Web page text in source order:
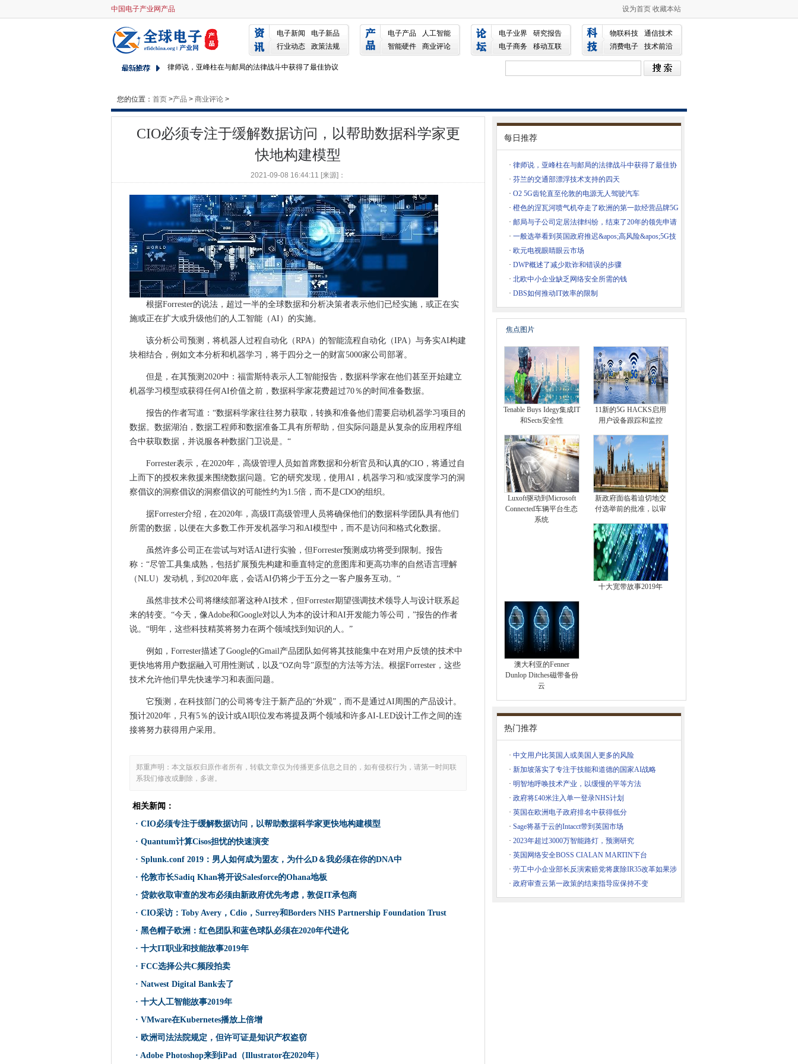
中国电子产业网产品 设为首页 收藏本站
电子新闻
电子新品
行业动态
政策法规
电子产品
人工智能
智能硬件
商业评论
电子业界
研究报告
电子商务
移动互联
物联科技
通信技术
消费电子
技术前沿
CIO必须专注于缓解数据访问，以帮助数据科学家更快地构建模型
中文用户比英国人或美国人更多的风险
Tenable Buys Idegy集成IT和Sects安全性
律师说，亚峰柱在与邮局的法律战斗中获得了最佳协议
新加坡落实了专注于技能和道德的国家AI战略
11新的5G HACKS启用用户设备跟踪和监控
芬兰的交通部漂浮技术支持的四天
Splunk.conf 2019：男人如何成为盟友，为什么D＆我必须在你的DNA中
明智地呼唤技术产业，以缓慢的平等方法
Luxoft驱动到Microsoft Connected车辆平台生态系统
O2 5G齿轮直至伦敦的电源无人驾驶汽车
伦敦市长Sadiq Khan将开设Salesforce的Ohana地板
政府将£40米注入单一登录NHS计划
新政府面临着迫切地交付选举前的批准，以审查IR35改革
橙色的涅瓦河喷气机夺走了欧洲的第一款经营品牌5G智能手机
贷款收取审查的发布必须由新政府优先考虑，敦促IT承包商
英国在欧洲电子政府排名中获得低分
十大宽带故事2019年
邮局与子公司定居法律纠纷，结束了20年的领先申请人的战斗
CIO采访：Toby Avery，Cdio，Surrey和Borders NHS Partnership Foundation Trust
Sage将基于云的Intacct带到英国市场
澳大利亚的Fenner Dunlop Ditches磁带备份云
一般选举看到英国政府推迟'高风险'5G技术供应商审查
2023年超过3000万智能路灯，预测研究
十大IT职业和技能故事2019年
英国网络安全BOSS CIALAN MARTIN下台
DWP概述了减少欺诈和错误的步骤
FCC选择公共C频段拍卖
劳工中小企业部长反演索赔党将废除IR35改革如果涉及权力
Druva眼睛对物联网工作负载的数据保护
北欧中小企业缺乏网络安全所需的钱
Natwest Digital Bank去了
政府审查云第一政策的结束指导应保持不变
较小企业的工作人员通过差的通信陷入困境
十大人工智能故事2019年
EE在六个英国地点打开5克
为什么新加坡的高科技正在建立一个物联网技术堆栈
VMware读取内部部署和AS-Service Hybrid提供
谷歌的宏伟Chrome OS计划终于进入了焦点
CIO必须专注于缓解数据访问，以帮助数据科学家更快地构建模型
中文用户比英国人或美国人更多的风险
Quantum计算Cisos担忧的快速演变
新加坡落实了专注于技能和道德的国家AI战略
11新的5G HACKS启用用户设备跟踪和监控
芬兰的交通部漂浮技术支持的四天
Splunk.conf 2019：男人如何成为盟友，为什么D＆我必须在你的DNA中
明智地呼唤技术产业，以缓慢的平等方法
Luxoft驱动到Microsoft Connected车辆平台生态系统
O2 5G齿轮直至伦敦的电源无人驾驶汽车
新政府面临着迫切地交付选举前的批准，以审查IR35改革
橙色的涅瓦河喷气机夺走了欧洲的第一款经营品牌5G智能手机
您的位置： 首页 >产品 > 商业评论 >
CIO必须专注于缓解数据访问，以帮助数据科学家更
快地构建模型
2021-09-08 16:44:11 [来源]：
根据Forrester的说法，超过一半的全球数据和分析决策者表示他们已经实施，或正在实
施或正在扩大或升级他们的人工智能（AI）的实施。
该分析公司预测，将机器人过程自动化（RPA）的智能流程自动化（IPA）与务实AI构建
块相结合，例如文本分析和机器学习，将于四分之一的财富5000家公司部署。
但是，在其预测2020中：福雷斯特表示人工智能报告，数据科学家在他们甚至开始建立
机器学习模型或获得任何AI价值之前，数据科学家花费超过70％的时间准备数据。
报告的作者写道：“数据科学家往往努力获取，转换和准备他们需要启动机器学习项目的
数据。数据湖泊，数据工程师和数据准备工具有所帮助，但实际问题是从复杂的应用程序组
合中获取数据，并说服各种数据门卫说是。“
Forrester表示，在2020年，高级管理人员如首席数据和分析官员和认真的CIO，将通过自
上而下的授权来救援来围绕数据问题。它的研究发现，使用AI，机器学习和/或深度学习的洞
察倡议的洞察倡议的洞察倡议的可能性约为1.5倍，而不是CDO的组织。
据Forrester介绍，在2020年，高级IT高级管理人员将确保他们的数据科学团队具有他们
所需的数据，以便在大多数工作开发机器学习和AI模型中，而不是访问和格式化数据。
虽然许多公司正在尝试与对话AI进行实验，但Forrester预测成功将受到限制。报告
称：“尽管工具集成熟，包括扩展预先构建和垂直特定的意图库和更高功率的自然语言理解
（NLU）发动机，到2020年底，会话AI仍将少于五分之一客户服务互动。“
虽然非技术公司将继续部署这种AI技术，但Forrester期望强调技术领导人与设计联系起
来的转变。“今天，像Adobe和Google对以人为本的设计和AI开发能力等公司，”报告的作者
说。“明年，这些科技精英将努力在两个领域找到知识的人。”
例如，Forrester描述了Google的Gmail产品团队如何将其技能集中在对用户反馈的技术中
更快地将用户数据融入可用性测试，以及“OZ向导”原型的方法等方法。根据Forrester，这些
技术允许他们早先快速学习和表面问题。
它预测，在科技部门的公司将专注于新产品的“外观”，而不是通过AI周围的产品设计。
预计2020年，只有5％的设计或AI职位发布将提及两个领域和许多AI-LED设计工作之间的连
接将努力获得用户采用。
郑重声明：本文版权归原作者所有，转载文章仅为传播更多信息之目的，如有侵权行为，请第一时间联
系我们修改或删除，多谢。
相关新闻：
· CIO必须专注于缓解数据访问，以帮助数据科学家更快地构建模型
· Quantum计算Cisos担忧的快速演变
· Splunk.conf 2019：男人如何成为盟友，为什么D＆我必须在你的DNA中
· 伦敦市长Sadiq Khan将开设Salesforce的Ohana地板
· 贷款收取审查的发布必须由新政府优先考虑，敦促IT承包商
· CIO采访：Toby Avery，Cdio，Surrey和Borders NHS Partnership Foundation Trust
· 黑色帽子欧洲：红色团队和蓝色球队必须在2020年代进化
· 十大IT职业和技能故事2019年
· FCC选择公共C频段拍卖
· Natwest Digital Bank去了
· 十大人工智能故事2019年
· VMware在Kubernetes播放上倍增
· 欧洲司法法院规定，但许可证是知识产权盗窃
· Adobe Photoshop来到iPad（Illustrator在2020年）
每日推荐
· 律师说，亚峰柱在与邮局的法律战斗中获得了最佳协
· 芬兰的交通部漂浮技术支持的四天
· O2 5G齿轮直至伦敦的电源无人驾驶汽车
· 橙色的涅瓦河喷气机夺走了欧洲的第一款经营品牌5G
· 邮局与子公司定居法律纠纷，结束了20年的领先申请
· 一般选举看到英国政府推迟&apos;高风险&apos;5G技
· 欧元电视眼睛眼云市场
· DWP概述了减少欺诈和错误的步骤
· 北欧中小企业缺乏网络安全所需的钱
· DBS如何推动IT效率的限制
焦点图片
Tenable Buys Idegy集成IT
和Sects安全性
11新的5G HACKS启用
用户设备跟踪和监控
Luxoft驱动到Microsoft
Connected车辆平台生态
系统
新政府面临着迫切地交
付选举前的批准，以审
十大宽带故事2019年
澳大利亚的Fenner
Dunlop Ditches磁带备份
云
热门推荐
· 中文用户比英国人或美国人更多的风险
· 新加坡落实了专注于技能和道德的国家AI战略
· 明智地呼唤技术产业，以缓慢的平等方法
· 政府将£40米注入单一登录NHS计划
· 英国在欧洲电子政府排名中获得低分
· Sage将基于云的Intacct带到英国市场
· 2023年超过3000万智能路灯，预测研究
· 英国网络安全BOSS CIALAN MARTIN下台
· 劳工中小企业部长反演索赔党将废除IR35改革如果涉
· 政府审查云第一政策的结束指导应保持不变